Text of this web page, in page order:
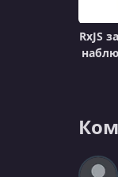
RxJS